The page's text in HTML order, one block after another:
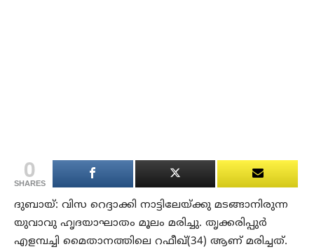
0
SHARES
ദുബായ്: വിസ റെദ്ദാക്കി നാട്ടിലേയ്ക്കു മടങ്ങാനിരുന്ന
യുവാവു ഹൃദയാഘാതം മൂലം മരിച്ചു. തൃക്കരിപ്പുര്‍
എളമ്പച്ചി മൈതാനത്തിലെ റഫീഖ്(34) ആണ് മരിച്ചത്.